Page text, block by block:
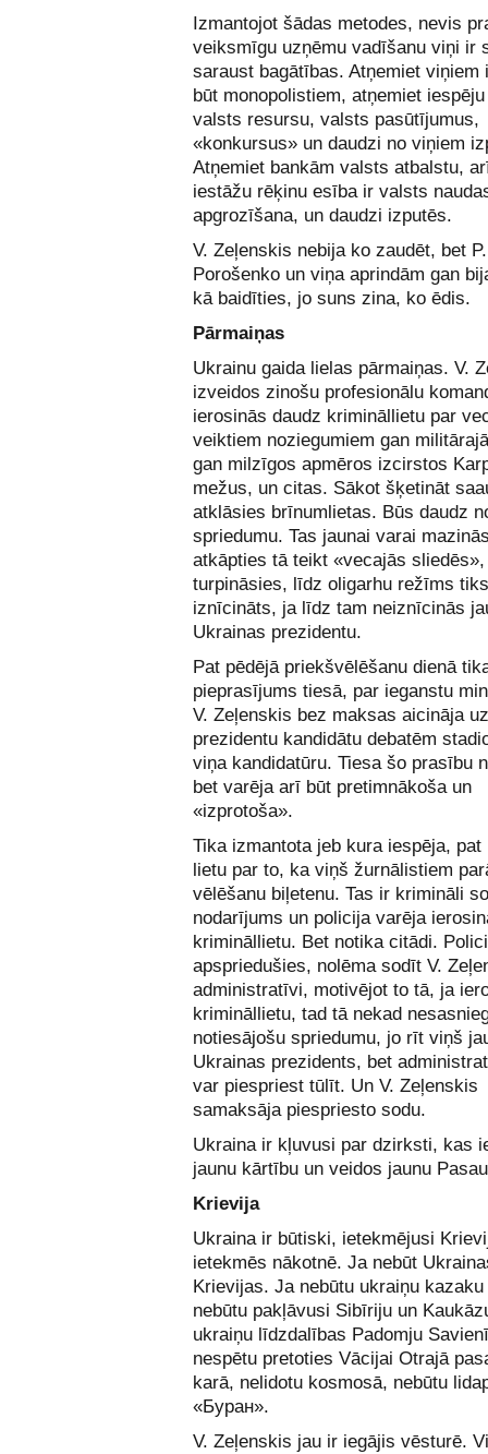
Izmantojot šādas metodes, nevis
veiksmīgu uzņēmu vadīšanu viņi ir
saraust bagātības. Atņemiet viņiem
būt monopolistiem, atņemiet
valsts resursu, valsts pasūtījumus,
«konkursus» un daudzi no viņiem
Atņemiet bankām valsts atbalstu,
iestāžu rēķinu esība ir valsts
apgrozīšana, un daudzi izputēs.
V. Zeļenskis nebija ko zaudēt, bet P.
Porošenko un viņa aprindām gan
kā baidīties, jo suns zina, ko ēdis.
Pārmaiņas
Ukrainu gaida lielas pārmaiņas. V.
izveidos zinošu profesionālu
ierosinās daudz krimināllietu par
veiktiem noziegumiem gan
gan milzīgos apmēros izcirstos
mežus, un citas. Sākot šķetināt
atklāsies brīnumlietas. Būs daudz
spriedumu. Tas jaunai varai
atkāpties tā teikt «vecajās
turpināsies, līdz oligarhu režīms tiks
iznīcināts, ja līdz tam neiznīcinās
Ukrainas prezidentu.
Pat pēdējā priekšvēlēšanu dienā
pieprasījums tiesā, par ieganstu
V. Zeļenskis bez maksas aicināja uz
prezidentu kandidātu debatēm
viņa kandidatūru. Tiesa šo prasību
bet varēja arī būt pretimnākoša un
«izprotoša».
Tika izmantota jeb kura iespēja, pat
lietu par to, ka viņš žurnālistiem
vēlēšanu biļetenu. Tas ir krimināli
nodarījums un policija varēja
krimināllietu. Bet notika citādi.
apspriedušies, nolēma sodīt V.
administratīvi, motivējot to tā, ja
krimināllietu, tad tā nekad
notiesājošu spriedumu, jo rīt viņš
Ukrainas prezidents, bet
var piespriest tūlīt. Un V. Zeļenskis
samaksāja piespriesto sodu.
Ukraina ir kļuvusi par dzirksti, kas
jaunu kārtību un veidos jaunu
Krievija
Ukraina ir būtiski, ietekmējusi
ietekmēs nākotnē. Ja nebūt
Krievijas. Ja nebūtu ukraiņu
nebūtu pakļāvusi Sibīriju un
ukraiņu līdzdalības Padomju
nespētu pretoties Vācijai Otrajā
karā, nelidotu kosmosā, nebūtu
«Буран».
V. Zeļenskis jau ir iegājis vēsturē.